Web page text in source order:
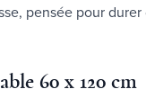
pensée pour durer
60 x 120 cm